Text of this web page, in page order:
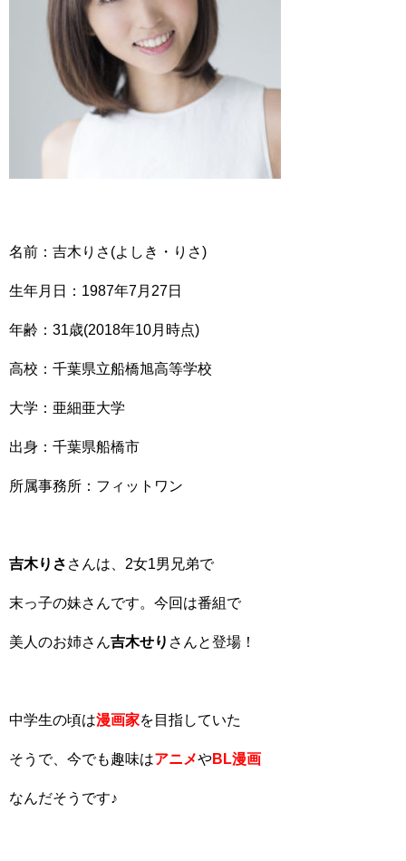
名前：吉木りさ(よしき・りさ)
生年月日：1987年7月27日
年齢：31歳(2018年10月時点)
高校：千葉県立船橋旭高等学校
大学：亜細亜大学
出身：千葉県船橋市
所属事務所：フィットワン
吉木りさ さんは、2女1男兄弟で
末っ子の妹さんです。今回は番組で
美人のお姉さん吉木せり さんと登場！
中学生の頃は漫画家を目指していた
そうで、今でも趣味はアニメやBL漫画
なんだそうです♪